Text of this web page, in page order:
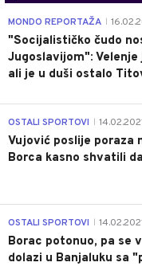
MONDO REPORTAŽA
"Socijalističko čudo
Jugoslavijom": Velenje
ali je u duši ostalo
OSTALI SPORTOVI
Vujović poslije poraza
Borca kasno shvatili
OSTALI SPORTOVI
Borac potonuo, pa se
dolazi u Banjaluku sa